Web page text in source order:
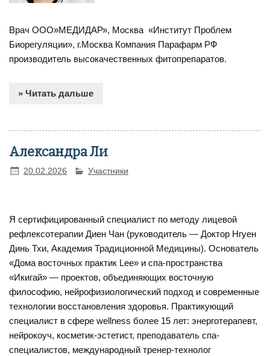
Врач ООО»МЕДИДАР», Москва «Институт Проблем
Биорегуляции», г.Москва Компания Парафарм РФ
производитель высокачественных фитопрепаратов.
» Читать дальше
Александра Ли
20.02.2026 Участники
Я сертифицированный специалист по методу лицевой
рефлексотерапии Диен Чан (руководитель — Доктор Нгуен
Динь Тхи, Академия Традиционной Медицины). Основатель
«Дома восточных практик Lee» и спа-пространства
«Икигай» — проектов, объединяющих восточную
философию, нейрофизиологический подход и современные
технологии восстановления здоровья. Практикующий
специалист в сфере wellness более 15 лет: энерготерапевт,
нейрокоуч, косметик-эстетист, преподаватель спа-
специалистов, международный тренер-технолог